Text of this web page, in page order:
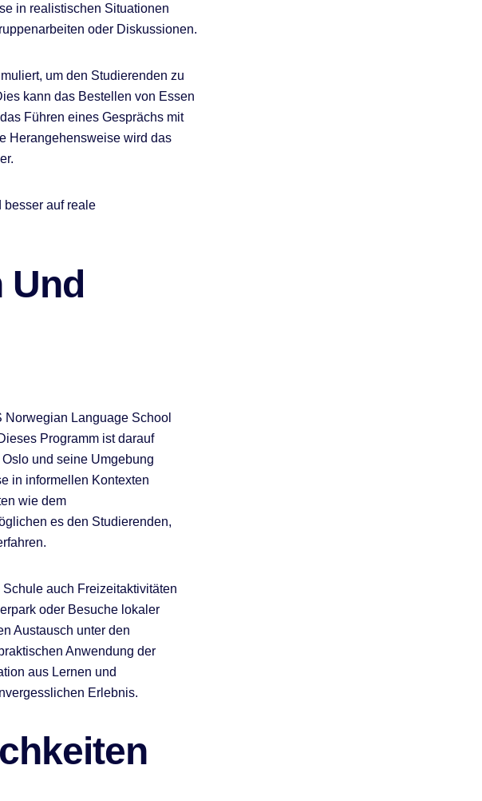
in realistischen Situationen
oder Diskussionen.
um den Studierenden zu
kann das Bestellen von Essen
Führen eines Gesprächs mit
Herangehensweise wird das
besser auf reale
Und
Language School
Programm ist darauf
und seine Umgebung
in informellen Kontexten
wie dem
es den Studierenden,
auch Freizeitaktivitäten
oder Besuche lokaler
Austausch unter den
Anwendung der
aus Lernen und
Erlebnis.